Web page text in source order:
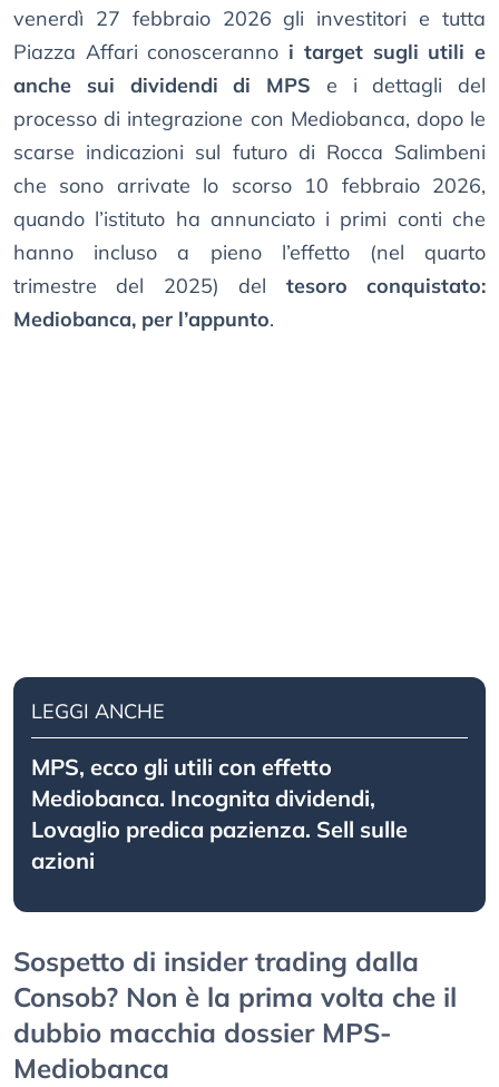
venerdì 27 febbraio 2026 gli investitori e tutta
Piazza Affari conosceranno i target sugli utili e
anche sui dividendi di MPS e i dettagli del
processo di integrazione con Mediobanca, dopo le
scarse indicazioni sul futuro di Rocca Salimbeni
che sono arrivate lo scorso 10 febbraio 2026,
quando l’istituto ha annunciato i primi conti che
hanno incluso a pieno l’effetto (nel quarto
trimestre del 2025) del tesoro conquistato:
Mediobanca, per l’appunto.
LEGGI ANCHE
MPS, ecco gli utili con effetto
Mediobanca. Incognita dividendi,
Lovaglio predica pazienza. Sell sulle
azioni
Sospetto di insider trading dalla
Consob? Non è la prima volta che il
dubbio macchia dossier MPS-
Mediobanca